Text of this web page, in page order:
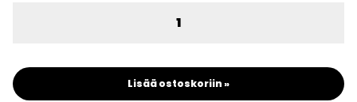
Lisää ostoskoriin »